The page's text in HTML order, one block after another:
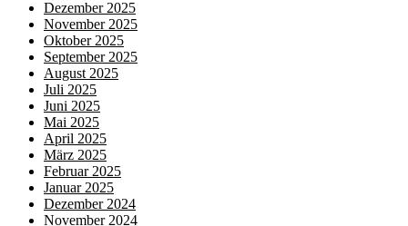
Dezember 2025
November 2025
Oktober 2025
September 2025
August 2025
Juli 2025
Juni 2025
Mai 2025
April 2025
März 2025
Februar 2025
Januar 2025
Dezember 2024
November 2024